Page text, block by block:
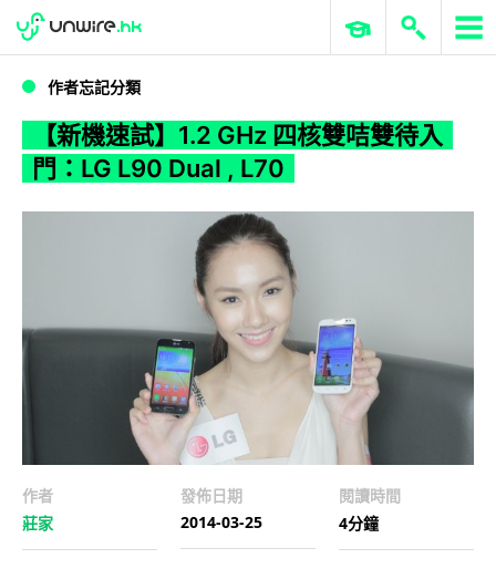
WWDC 2026 ERP 與商業 AI
作者忘記分類
【新機速試】1.2 GHz 四核雙咭雙待入
門：LG L90 Dual , L70
作者
莊家
發佈日期
2014-03-25
閱讀時間
4分鐘